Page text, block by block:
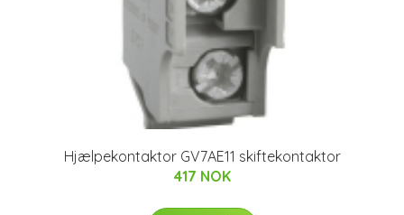
Hjælpekontaktor GV7AE11 skiftekontaktor
417 NOK